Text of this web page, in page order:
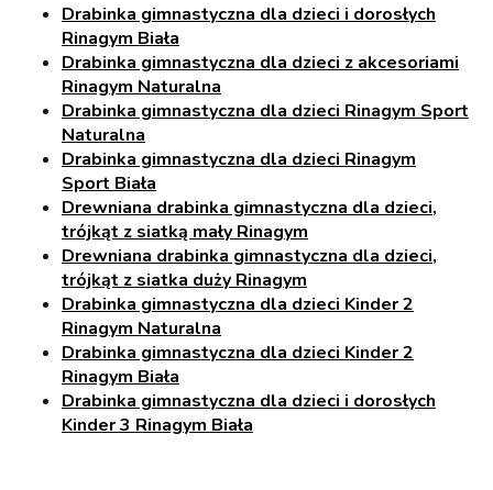
Drabinka gimnastyczna dla dzieci i dorosłych
Rinagym Biała
Drabinka gimnastyczna dla dzieci z akcesoriami
Rinagym Naturalna
Drabinka gimnastyczna dla dzieci Rinagym Sport
Naturalna
Drabinka gimnastyczna dla dzieci Rinagym
Sport Biała
Drewniana drabinka gimnastyczna dla dzieci,
trójkąt z siatką mały Rinagym
Drewniana drabinka gimnastyczna dla dzieci,
trójkąt z siatka duży Rinagym
Drabinka gimnastyczna dla dzieci Kinder 2
Rinagym Naturalna
Drabinka gimnastyczna dla dzieci Kinder 2
Rinagym Biała
Drabinka gimnastyczna dla dzieci i dorosłych
Kinder 3 Rinagym Biała